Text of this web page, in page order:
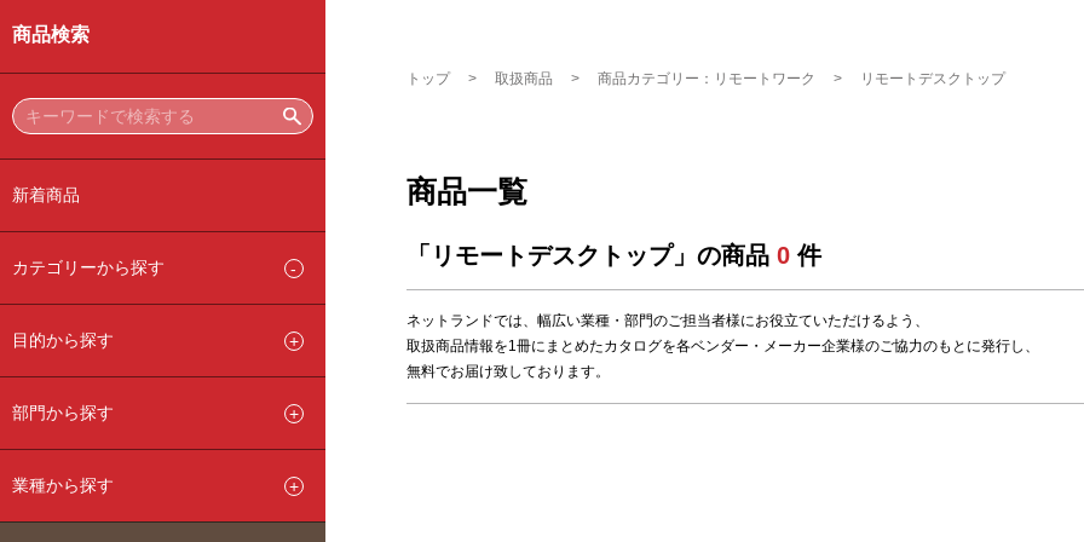
トップ 取扱商品 商品カテゴリー：リモートワーク リモートデスクトップ
商品一覧
「リモートデスクトップ」の商品0 件
ネットランドでは、幅広い業種・部門のご担当者様にお役立ていただけるよう、
取扱商品情報を1冊にまとめたカタログを各ベンダー・メーカー企業様のご協力のもとに発行し、
無料でお届け致しております。
商品検索
新着商品
カテゴリーから探す
目的から探す
部門から探す
業種から探す